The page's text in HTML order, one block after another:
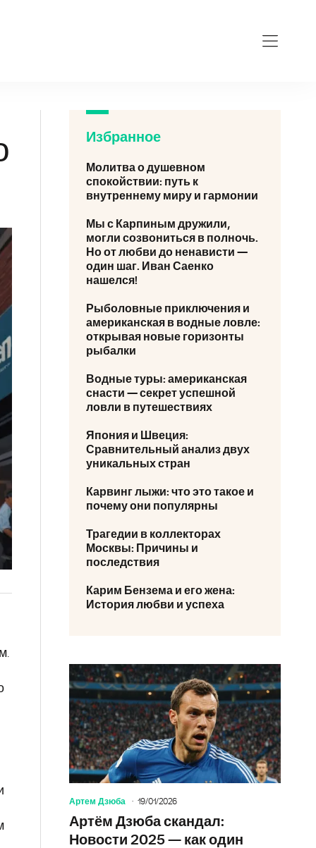
Избранное
Молитва о душевном
спокойствии: путь к
внутреннему миру и гармонии
Мы с Карпиным дружили,
могли созвониться в полночь.
Но от любви до ненависти —
один шаг. Иван Саенко
нашелся!
Рыболовные приключения и
американская в водные ловле:
открывая новые горизонты
рыбалки
Водные туры: американская
снасти — секрет успешной
ловли в путешествиях
Япония и Швеция:
Сравнительный анализ двух
уникальных стран
Карвинг лыжи: что это такое и
почему они популярны
Трагедии в коллекторах
Москвы: Причины и
последствия
Карим Бензема и его жена:
История любви и успеха
Артем Дзюба 19/01/2026
Артём Дзюба скандал:
Новости 2025 — как один